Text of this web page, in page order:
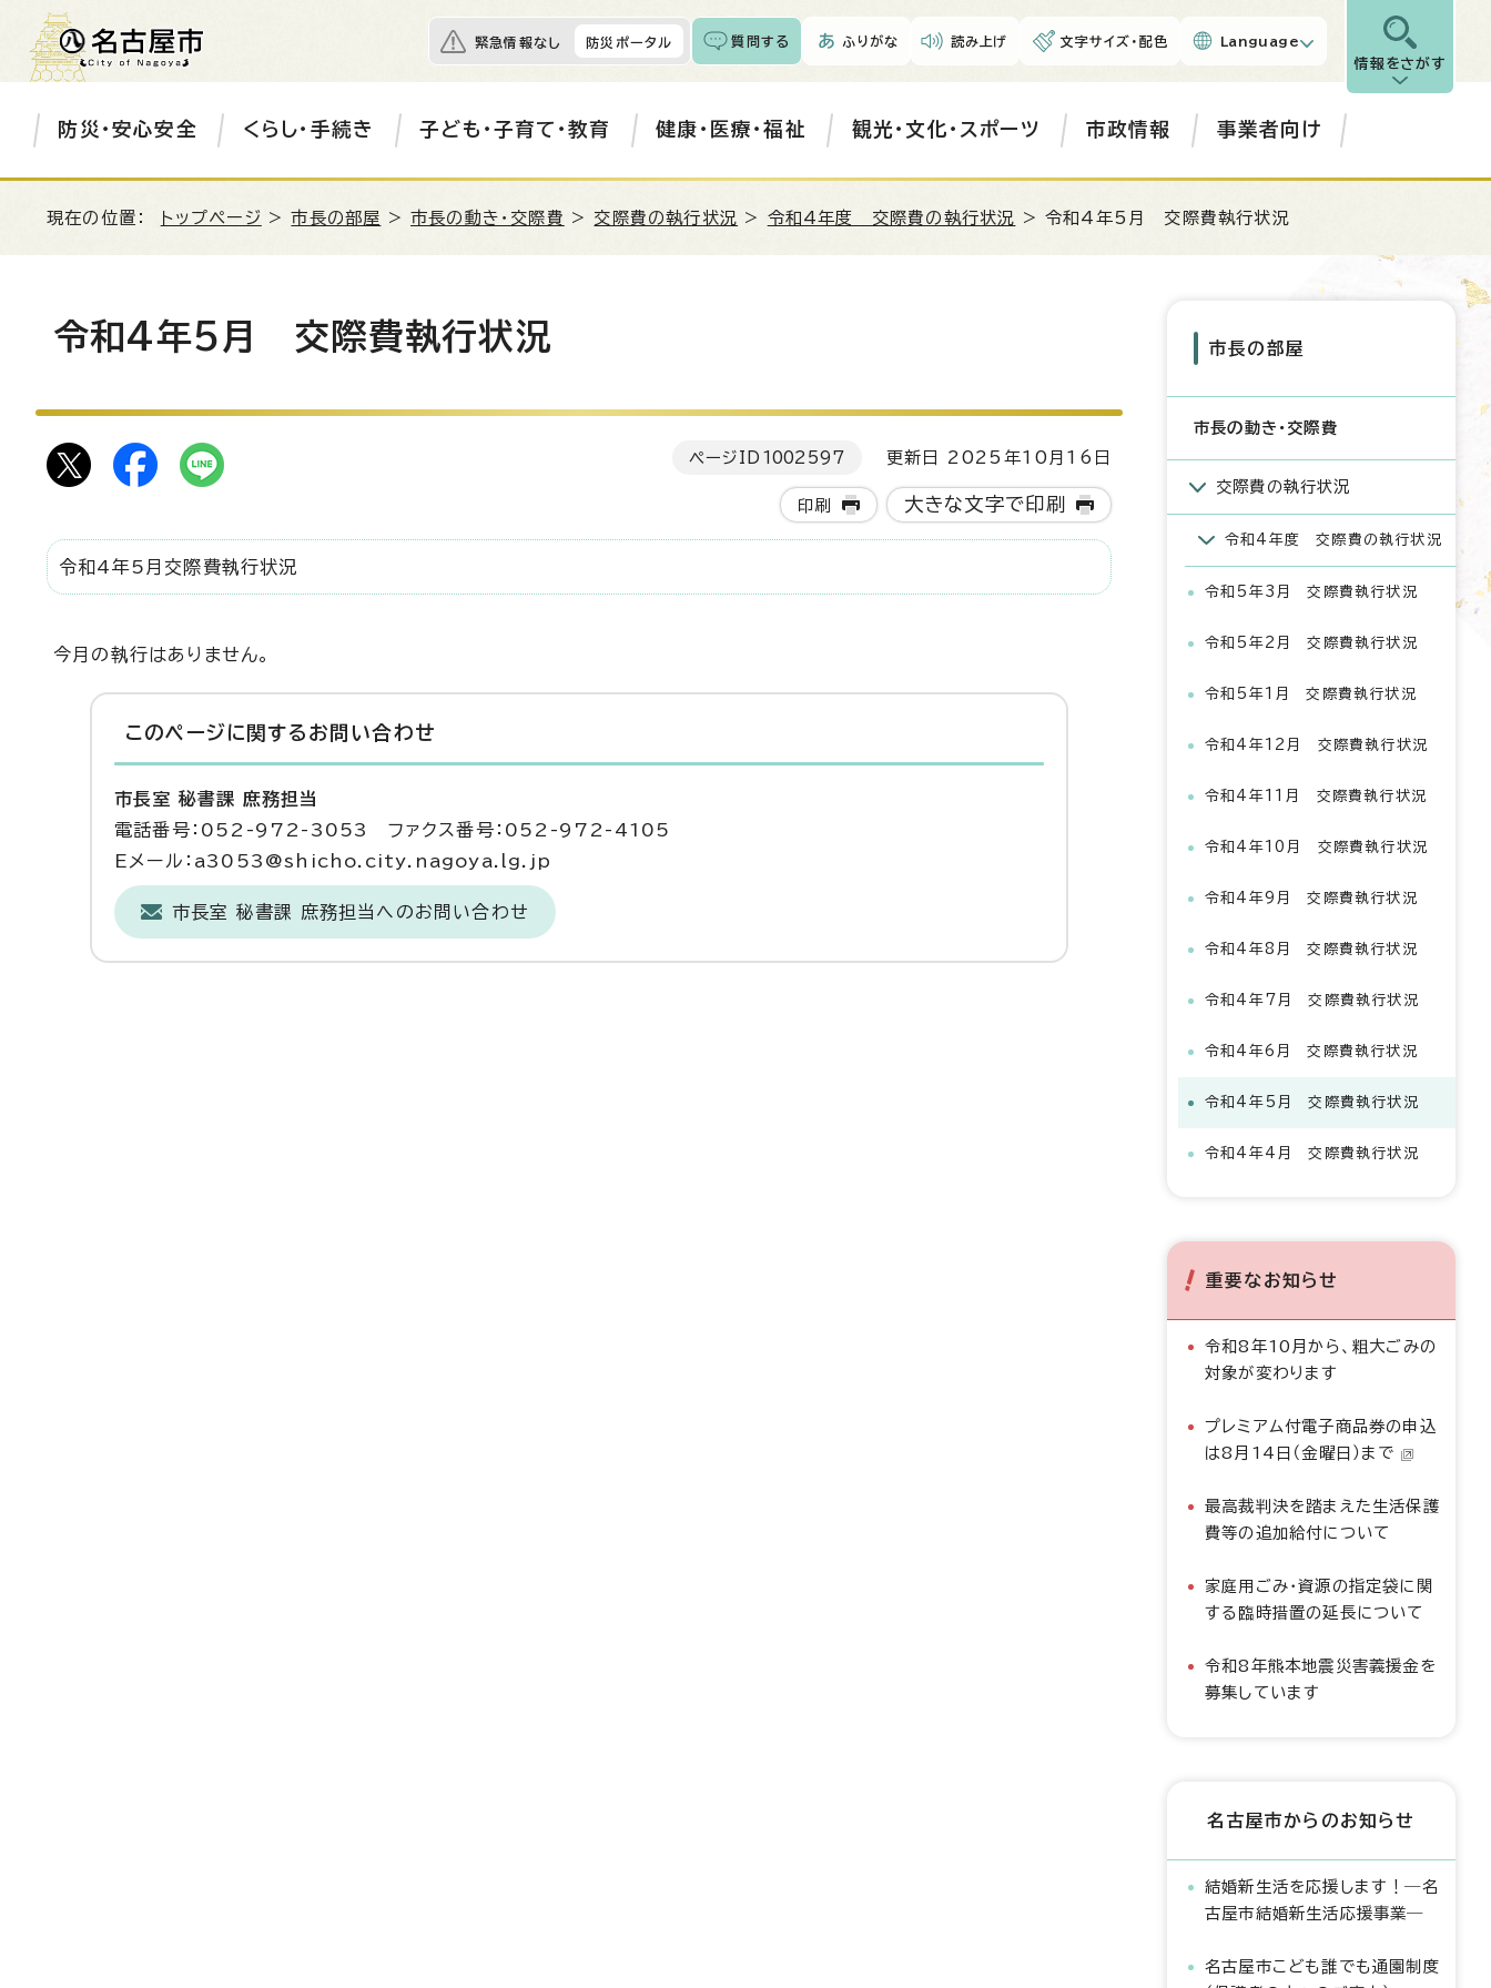
緊急情報なし 防災ポータル 質問する ふりがな 読み上げ 文字サイズ・配色 Language
情報をさがす
防災・安心安全 くらし・手続き 子ども・子育て・教育 健康・医療・福祉 観光・文化・スポーツ 市政情報 事業者向け
現在の位置： トップページ >市長の部屋 >市長の動き・交際費 > 交際費の執行状況 > 令和4年度 交際費の執行状況 > 令和4年5月 交際費執行状況
令和4年5月 交際費執行状況
ページID 1002597 更新日 2025年10月16日
印刷 大きな文字で印刷
令和4年5月交際費執行状況
今月の執行はありません。
このページに関する お問い合わせ
市長室 秘書課 庶務担当
電話番号：052-972-3053 ファクス番号：052-972-4105
Eメール：a3053@shicho.city.nagoya.lg.jp
市長室 秘書課 庶務担当へのお問い合わせ
市長の部屋
市長の動き・交際費
交際費の執行状況
令和4年度 交際費の執行状況
令和5年3月 交際費執行状況
令和5年2月 交際費執行状況
令和5年1月 交際費執行状況
令和4年12月 交際費執行状況
令和4年11月 交際費執行状況
令和4年10月 交際費執行状況
令和4年9月 交際費執行状況
令和4年8月 交際費執行状況
令和4年7月 交際費執行状況
令和4年6月 交際費執行状況
令和4年5月 交際費執行状況
令和4年4月 交際費執行状況
重要なお知らせ
令和8年10月から、粗大ごみの
対象が変わります
プレミアム付電子商品券の申込
は8月14日（金曜日）まで
最高裁判決を踏まえた生活保護
費等の追加給付について
家庭用ごみ・資源の指定袋に関
する臨時措置の延長について
令和8年熊本地震災害義援金を
募集しています
名古屋市からのお知らせ
結婚新生活を応援します！―名
古屋市結婚新生活応援事業―
名古屋市こども誰でも通園制度